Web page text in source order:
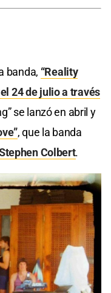
banda, “Reality
24 de julio a través
se lanzó en abril y
, que la banda
Colbert.